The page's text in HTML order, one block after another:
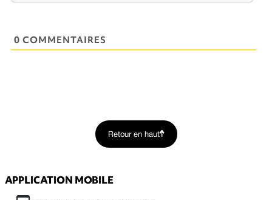
0 COMMENTAIRES
Retour en haut
APPLICATION MOBILE